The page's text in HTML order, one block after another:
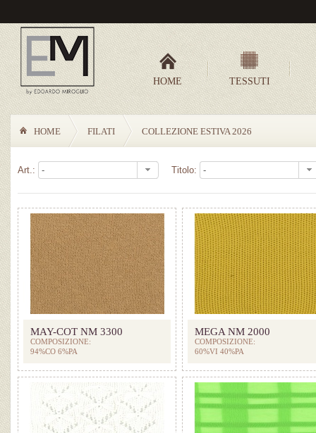
HOME TESSUTI
HOME FILATI COLLEZIONE ESTIVA 2026
Art.: Titolo:
MAY-COT NM 3300
COMPOSIZIONE:
94%CO 6%PA
MEGA NM 2000
COMPOSIZIONE:
60%VI 40%PA